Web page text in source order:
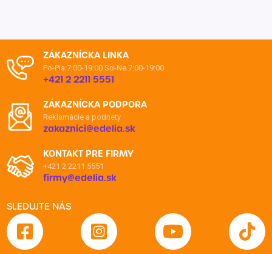
ZÁKAZNÍCKA LINKA
Po-Pia 7:00-19:00 So-Ne 7:00-19:00
+421 2 2211 5551
ZÁKAZNÍCKA PODPORA
Reklamácie a podnety
zakaznici@edelia.sk
KONTAKT PRE FIRMY
+421 2 2211 5551
firmy@edelia.sk
SLEDUJTE NÁS